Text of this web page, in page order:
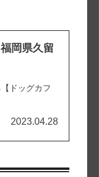
岡県久留
ドッグカフ
2023.04.28